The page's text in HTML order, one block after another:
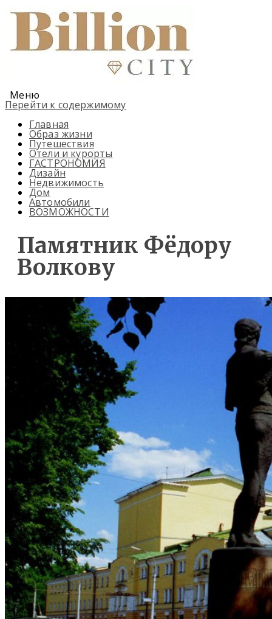
Меню
Перейти к содержимому
Главная
Образ жизни
Путешествия
Отели и курорты
ГАСТРОНОМИЯ
Дизайн
Недвижимость
Дом
Автомобили
ВОЗМОЖНОСТИ
Памятник Фёдору
Волкову